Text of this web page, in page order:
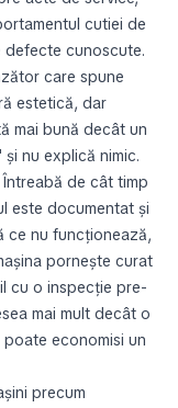
cutiei de
defecte cunoscute.
care spune
estetică, dar
mai bună decât un
nu explică nimic.
de cât timp
este documentat și
ce nu funcționează,
pornește curat
cu o inspecție pre-
mai mult decât o
economisi un
precum